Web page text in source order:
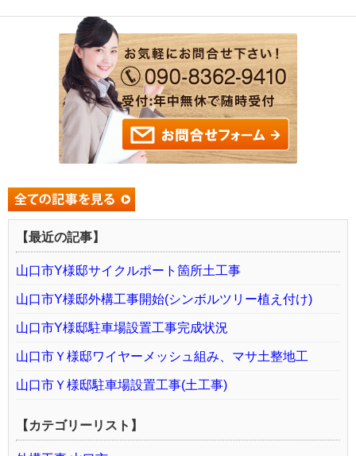
【最近の記事】
山口市Y様邸サイクルポート箇所土工事
山口市Y様邸外構工事開始(シンボルツリー植え付け)
山口市Y様邸駐車場設置工事完成状況
山口市Ｙ様邸ワイヤーメッシュ組み、マサ土整地工
山口市Ｙ様邸駐車場設置工事(土工事)
【カテゴリーリスト】